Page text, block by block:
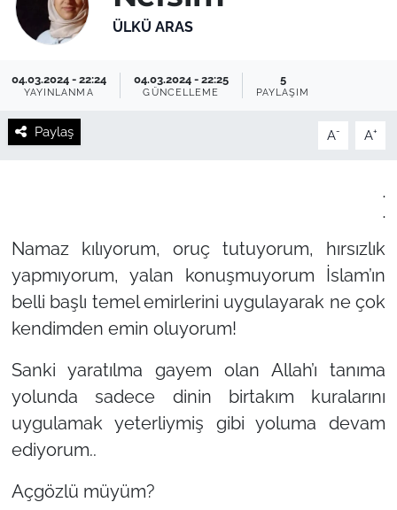
ÜLKÜ ARAS
04.03.2024 - 22:24
YAYINLANMA
04.03.2024 - 22:25
GÜNCELLEME
5
PAYLAŞIM
Paylaş A- A+
.
.
Namaz kılıyorum, oruç tutuyorum, hırsızlık
yapmıyorum, yalan konuşmuyorum İslam’ın
belli başlı temel emirlerini uygulayarak ne çok
kendimden emin oluyorum!
Sanki yaratılma gayem olan Allah’ı tanıma
yolunda sadece dinin birtakım kuralarını
uygulamak yeterliymiş gibi yoluma devam
ediyorum..
Açgözlü müyüm?